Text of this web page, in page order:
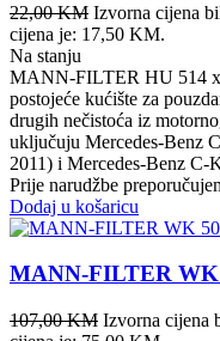
22,00KM Izvorna cijena
cijena je: 17,50 KM.
Na stanju
MANN-FILTER HU 514 x
postojeće kućište za
drugih nečistoća iz
uključuju Mercedes-Benz
2011) i Mercedes-Benz C-
Prije narudžbe
Dodaj u košaricu
MANN-FILTER WK
107,00KM Izvorna cijena